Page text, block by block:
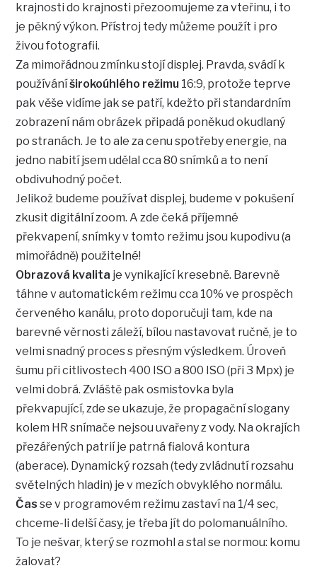
krajnosti do krajnosti přezoomujeme za vteřinu, i to
je pěkný výkon. Přístroj tedy můžeme použít i pro
živou fotografii.
Za mimořádnou zmínku stojí displej. Pravda, svádí k
používáníširokoúhlého režimu 16:9, protože teprve
pak věše vidíme jak se patří, kdežto při standardním
zobrazení nám obrázek připadá poněkud okudlaný
po stranách. Je to ale za cenu spotřeby energie, na
jedno nabití jsem udělal cca 80 snímků a to není
obdivuhodný počet.
Jelikož budeme používat displej, budeme v pokušení
zkusit digitální zoom. A zde čeká příjemné
překvapení, snímky v tomto režimu jsou kupodivu (a
mimořádně) použitelné!
Obrazová kvalita je vynikající kresebně. Barevně
táhne v automatickém režimu cca 10% ve prospěch
červeného kanálu, proto doporučuji tam, kde na
barevné věrnosti záleží, bílou nastavovat ručně, je to
velmi snadný proces s přesným výsledkem. Úroveň
šumu při citlivostech 400 ISO a 800 ISO (při 3 Mpx) je
velmi dobrá. Zvláště pak osmistovka byla
překvapující, zde se ukazuje, že propagační slogany
kolem HR snímače nejsou uvařeny z vody. Na okrajích
přezářených patrií je patrná fialová kontura
(aberace). Dynamický rozsah (tedy zvládnutí rozsahu
světelných hladin) je v mezích obvyklého normálu.
Časse v programovém režimu zastaví na 1/4 sec,
chceme-li delší časy, je třeba jít do polomanuálního.
To je nešvar, který se rozmohl a stal se normou: komu
žalovat?